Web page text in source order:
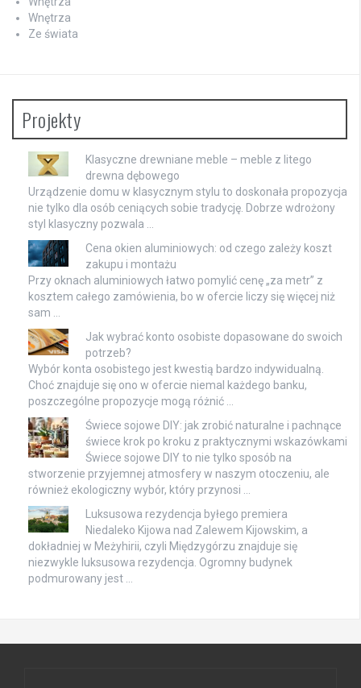
Wnętrza
Ze świata
Projekty
Klasyczne drewniane meble – meble z litego
drewna dębowego
Urządzenie domu w klasycznym stylu to doskonała propozycja
nie tylko dla osób ceniących sobie tradycję. Dobrze wdrożony
styl klasyczny pozwala …
Cena okien aluminiowych: od czego zależy koszt
zakupu i montażu
Przy oknach aluminiowych łatwo pomylić cenę „za metr” z
kosztem całego zamówienia, bo w ofercie liczy się więcej niż
sam …
Jak wybrać konto osobiste dopasowane do swoich
potrzeb?
Wybór konta osobistego jest kwestią bardzo indywidualną.
Choć znajduje się ono w ofercie niemal każdego banku,
poszczególne propozycje mogą różnić …
Świece sojowe DIY: jak zrobić naturalne i pachnące
świece krok po kroku z praktycznymi wskazówkami
Świece sojowe DIY to nie tylko sposób na
stworzenie przyjemnej atmosfery w naszym otoczeniu, ale
również ekologiczny wybór, który przynosi …
Luksusowa rezydencja byłego premiera
Niedaleko Kijowa nad Zalewem Kijowskim, a
dokładniej w Meżyhirii, czyli Międzygórzu znajduje się
niezwykle luksusowa rezydencja. Ogromny budynek
podmurowany jest …